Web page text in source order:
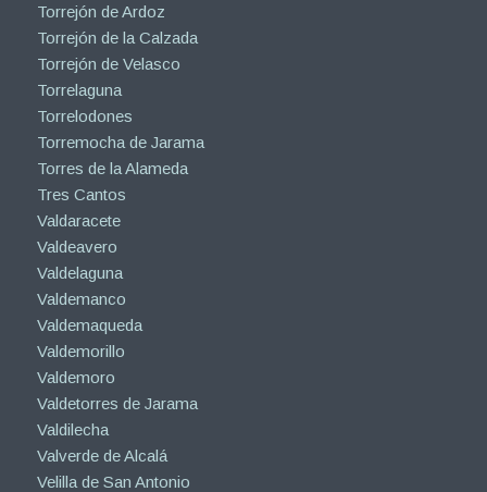
Torrejón de Ardoz
Torrejón de la Calzada
Torrejón de Velasco
Torrelaguna
Torrelodones
Torremocha de Jarama
Torres de la Alameda
Tres Cantos
Valdaracete
Valdeavero
Valdelaguna
Valdemanco
Valdemaqueda
Valdemorillo
Valdemoro
Valdetorres de Jarama
Valdilecha
Valverde de Alcalá
Velilla de San Antonio